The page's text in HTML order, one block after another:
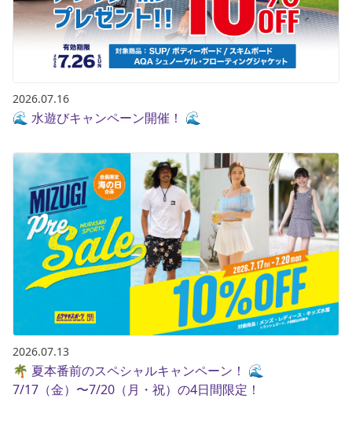
2026.07.16
🌊 水遊びキャンペーン開催！ 🌊
2026.07.13
🌴 夏本番前のスペシャルキャンペーン！ 🌊
7/17（金）〜7/20（月・祝）の4日間限定！